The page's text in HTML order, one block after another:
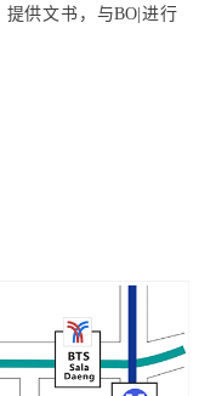
提供文书，与BO|进行